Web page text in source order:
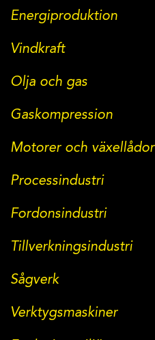
Energiproduktion
Vindkraft
Olja och gas
Gaskompression
Motorer och växellådor
Processindustri
Fordonsindustri
Tillverkningsindustri
Sågverk
Verktygsmaskiner